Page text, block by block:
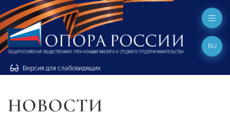
Версия для слабовидящих
RU
НОВОСТИ